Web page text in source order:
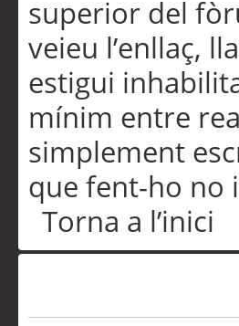
superior del
veieu l’enllaç,
estigui
mínim entre
simplement
que fent-ho no
Torna a l’inici